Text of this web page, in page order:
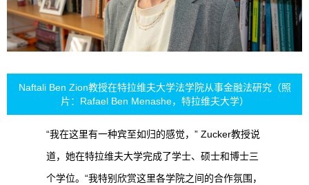
Naftali Ben Zion教授在特拉维夫大学法学院从事金融法研究（照
片：Rafael Ben Menashe，特拉维夫大学）
“我在这里有一种宾至如归的感觉，” Zucker教授说
道，她在特拉维夫大学完成了学士、硕士和博士三
个学位。“我特别欣赏这里各学院之间的合作氛围，